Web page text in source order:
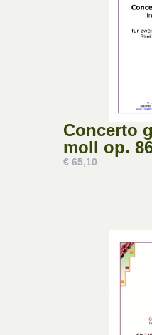
Concerto
moll op.
€ 65,10